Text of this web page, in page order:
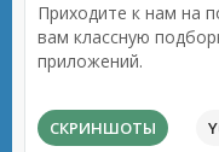
Приходите к нам на
вам классную
приложений.
СКРИНШОТЫ